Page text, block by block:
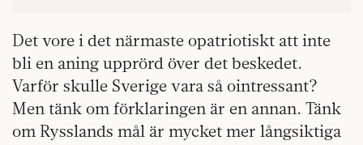
Det vore i det närmaste opatriotiskt att inte
bli en aning upprörd över det beskedet.
Varför skulle Sverige vara så ointressant?
Men tänk om förklaringen är en annan. Tänk
om Rysslands mål är mycket mer långsiktiga